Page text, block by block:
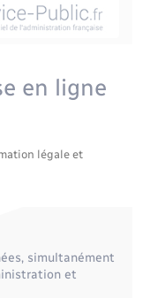
de l’espace
en ligne
légale et
simultanément
et